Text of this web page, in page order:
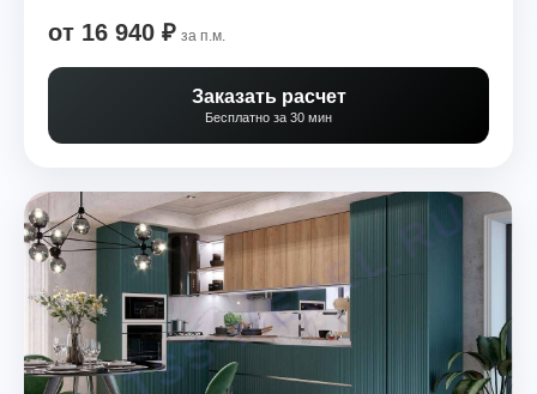
от 16 940 ₽ за п.м.
Заказать расчет
Бесплатно за 30 мин